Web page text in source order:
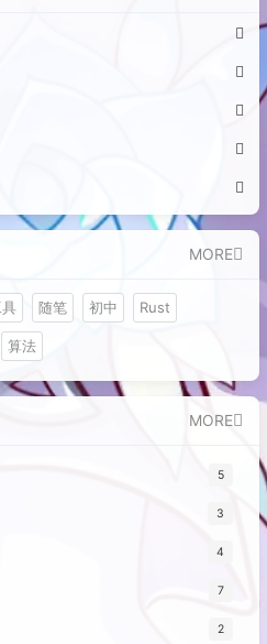
MORE
随笔 初中 Rust
算法
MORE
5
3
4
7
2